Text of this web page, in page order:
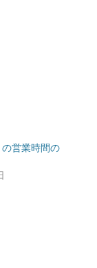
営業時間の